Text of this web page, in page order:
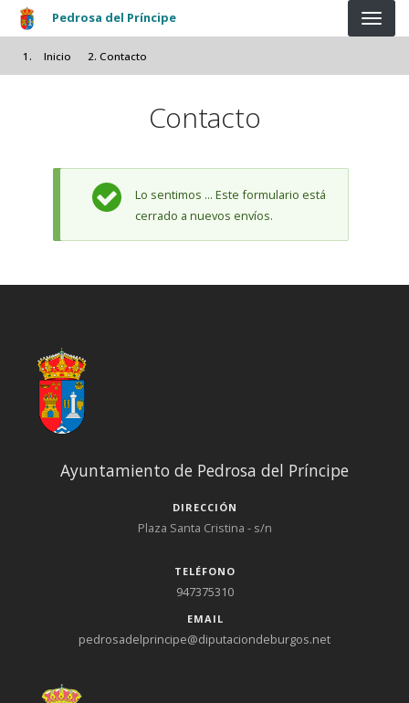
Pasar al contenido principal
Pedrosa del Príncipe
Inicio Contacto
Contacto
Mensaje de estado
Lo sentimos ... Este formulario está
cerrado a nuevos envíos.
Ayuntamiento de Pedrosa del Príncipe
DIRECCIÓN
Plaza Santa Cristina - s/n
TELÉFONO
947375310
EMAIL
pedrosadelprincipe@diputaciondeburgos.net